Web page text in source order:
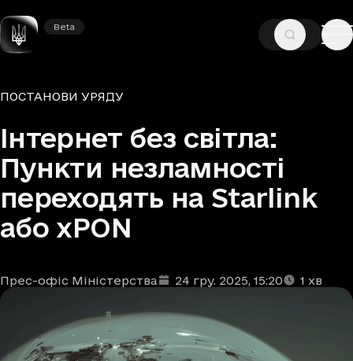
Beta
Beta
ГОЛОВНА—НОВИНИ
Рубрики
ПОСТАНОВИ УРЯДУ
Інтернет без світла:
Пункти незламності
переходять на Starlink
або xPON
Автори
Прес-офіс Міністерства
Дата та час публікації: 24 гру. 2025, 15:20
Час читання: 1 хв